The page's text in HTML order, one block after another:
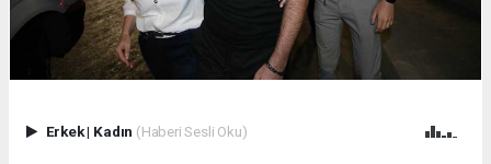
Erkek| Kadın (Haberi Sesli Oku)